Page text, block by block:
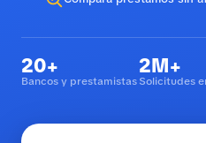
20+
Bancos y prestamistas
2M+
Solicitudes